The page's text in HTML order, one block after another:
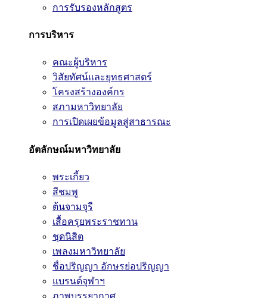
การรับรองหลักสูตร
การบริหาร
คณะผู้บริหาร
วิสัยทัศน์และยุทธศาสตร์
โครงสร้างองค์กร
สภามหาวิทยาลัย
การเปิดเผยข้อมูลสู่สาธารณะ
อัตลักษณ์มหาวิทยาลัย
พระเกี้ยว
สีชมพู
ต้นจามจุรี
เสื้อครุยพระราชทาน
ชุดนิสิต
เพลงมหาวิทยาลัย
ชื่อปริญญา อักษรย่อปริญญา
แบรนด์จุฬาฯ
ภาพบรรยากาศ